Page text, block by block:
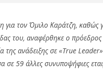
για τον Όμιλο Καράτζη,
του, αναφέρθηκε ο
της ανάδειξης σε «True
σε 59 άλλες συνυποψήφιες